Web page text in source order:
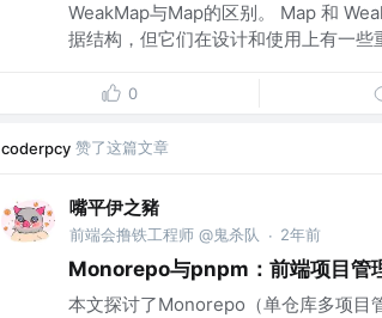
WeakMap与Map的区别。 Map 和
据结构，但它们在设计和使用上有一些
0
coderpcy 赞了这篇文章
嘴平伊之豬
前端会撸铁工程师 @鬼杀队 · 2年前
Monorepo与pnpm：前端项目管
本文探讨了Monorepo（单仓库多项